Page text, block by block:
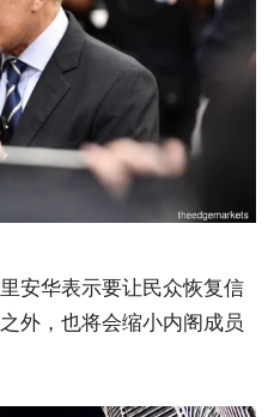
安华表示要让民众恢复信
外，也将会缩小内阁成员